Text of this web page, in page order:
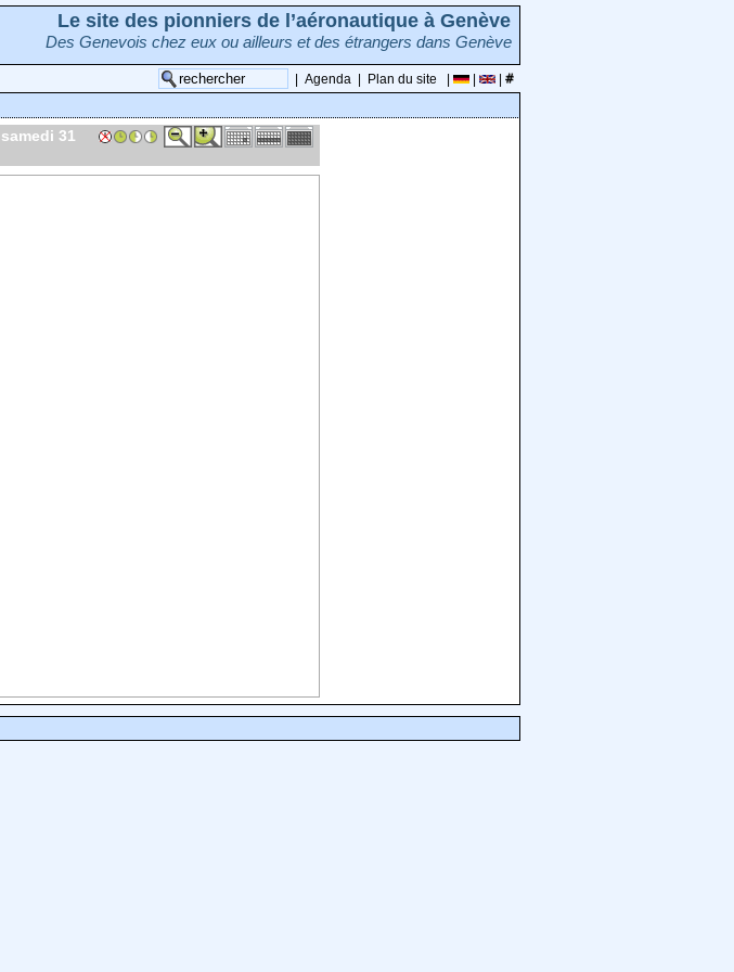
Le site des pionniers de l’aéronautique à Genève
Des Genevois chez eux ou ailleurs et des étrangers dans Genève
Agenda Plan du site
samedi 31